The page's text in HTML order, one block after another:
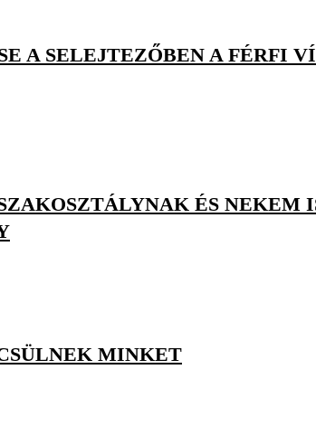
A SELEJTEZŐBEN A FÉRFI
ÉS NEKEM
MINKET